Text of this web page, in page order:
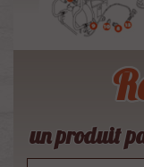
un produit